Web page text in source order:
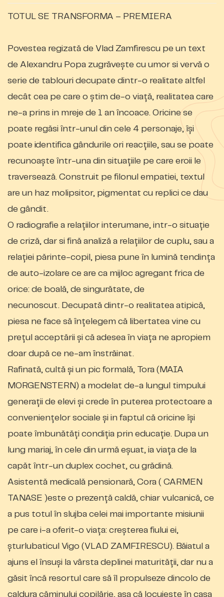
TOTUL SE TRANSFORMA – PREMIERA
Povestea regizată de Vlad Zamfirescu pe un text
de Alexandru Popa zugrăvește cu umor si vervă o
serie de tablouri decupate dintr-o realitate altfel
decât cea pe care o știm de-o viață, realitatea care
ne-a prins in mreje de 1 an încoace. Oricine se
poate regăsi într-unul din cele 4 personaje, își
poate identifica gândurile ori reacțiile, sau se poate
recunoaște într-una din situațiile pe care eroii le
traversează. Construit pe filonul empatiei, textul
are un haz molipsitor, pigmentat cu replici ce dau
de gândit.
O radiografie a relațiilor interumane, intr-o situație
de criză, dar si fină analiză a relațiilor de cuplu, sau a
relației părinte-copil, piesa pune în lumină tendința
de auto-izolare ce are ca mijloc agregant frica de
orice: de boală, de singurătate, de
necunoscut. Decupată dintr-o realitatea atipică,
piesa ne face să înțelegem că libertatea vine cu
prețul acceptării și că adesea în viața ne apropiem
doar după ce ne-am înstrăinat.
Rafinată, cultă și un pic formală, Tora (MAIA
MORGENSTERN) a modelat de-a lungul timpului
generații de elevi și crede în puterea protectoare a
conveniențelor sociale și in faptul că oricine își
poate îmbunătăți condiția prin educație. Dupa un
lung mariaj, în cele din urmă eșuat, ia viața de la
capăt într-un duplex cochet, cu grădină.
Asistentă medicală pensionară, Cora ( CARMEN
TANASE )este o prezență caldă, chiar vulcanică, ce
a pus totul în slujba celei mai importante misiunii
pe care i-a oferit-o viața: creșterea fiului ei,
șturlubaticul Vigo (VLAD ZAMFIRESCU). Băiatul a
ajuns el însuși la vârsta deplinei maturității, dar nu a
găsit încă resortul care să îl propulseze dincolo de
caldura căminului copilărie, așa că locuiește în casa